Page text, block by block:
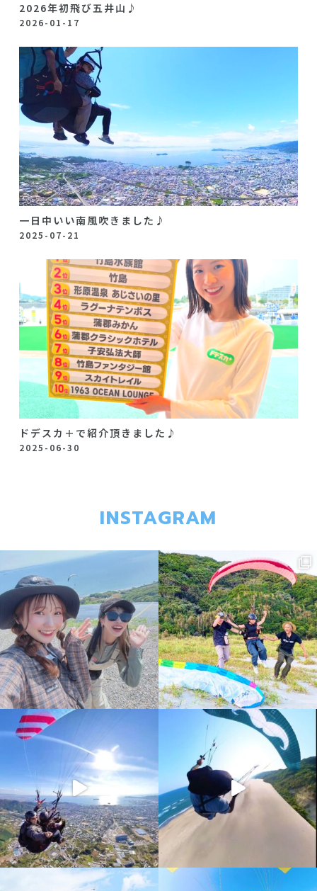
2026年初飛び五井山♪
2026-01-17
一日中いい南風吹きました♪
2025-07-21
ドデスカ＋で紹介頂きました♪
2025-06-30
INSTAGRAM